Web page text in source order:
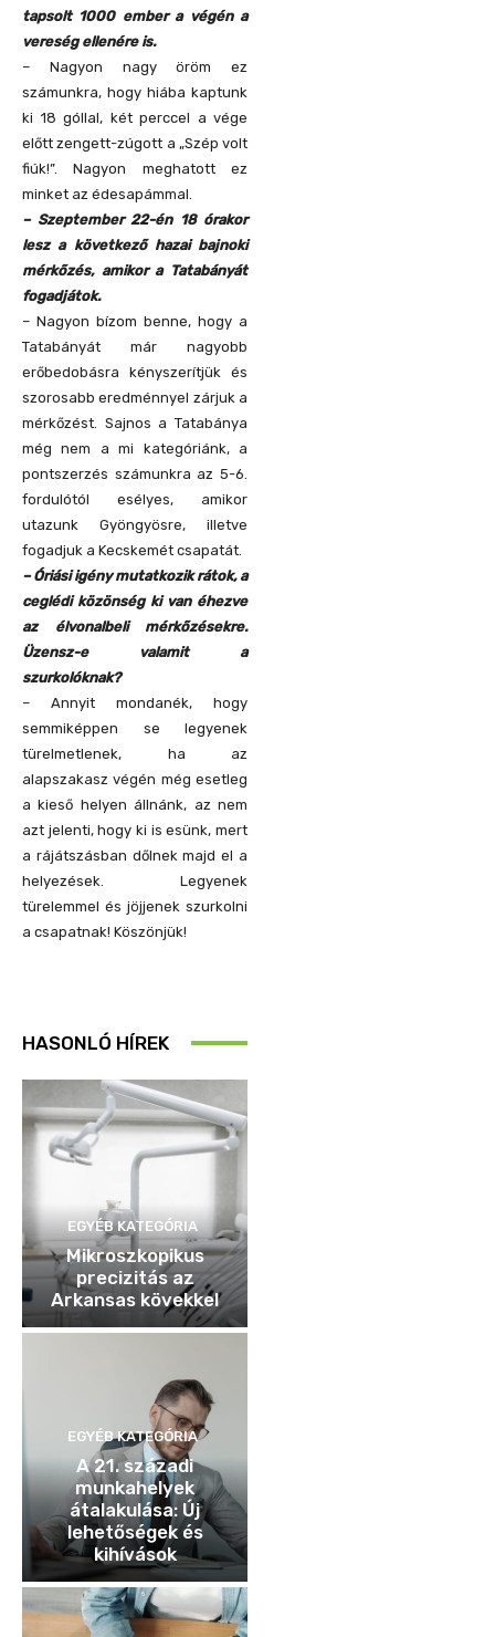
tapsolt 1000 ember a végén a
vereség ellenére is.
– Nagyon nagy öröm ez
számunkra, hogy hiába kaptunk
ki 18 góllal, két perccel a vége
előtt zengett-zúgott a „Szép volt
fiúk!”. Nagyon meghatott ez
minket az édesapámmal.
– Szeptember 22-én 18 órakor
lesz a következő hazai bajnoki
mérkőzés, amikor a Tatabányát
fogadjátok.
– Nagyon bízom benne, hogy a
Tatabányát már nagyobb
erőbedobásra kényszerítjük és
szorosabb eredménnyel zárjuk a
mérkőzést. Sajnos a Tatabánya
még nem a mi kategóriánk, a
pontszerzés számunkra az 5-6.
fordulótól esélyes, amikor
utazunk Gyöngyösre, illetve
fogadjuk a Kecskemét csapatát.
– Óriási igény mutatkozik rátok, a
ceglédi közönség ki van éhezve
az élvonalbeli mérkőzésekre.
Üzensz-e valamit a
szurkolóknak?
– Annyit mondanék, hogy
semmiképpen se legyenek
türelmetlenek, ha az
alapszakasz végén még esetleg
a kieső helyen állnánk, az nem
azt jelenti, hogy ki is esünk, mert
a rájátszásban dőlnek majd el a
helyezések. Legyenek
türelemmel és jöjjenek szurkolni
a csapatnak! Köszönjük!
HASONLÓ HÍREK
EGYÉB KATEGÓRIA
Mikroszkopikus
precizitás az
Arkansas kövekkel
EGYÉB KATEGÓRIA
A 21. századi
munkahelyek
átalakulása: Új
lehetőségek és
kihívások